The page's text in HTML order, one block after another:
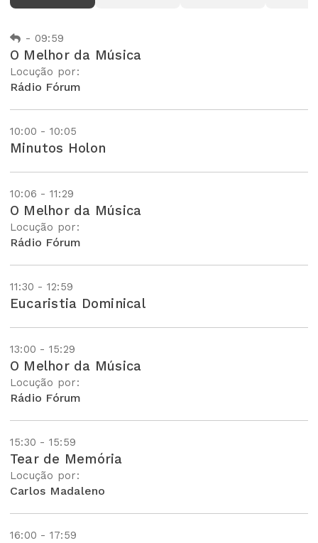
- 09:59
O Melhor da Música
Locução por:
Rádio Fórum
10:00 - 10:05
Minutos Holon
10:06 - 11:29
O Melhor da Música
Locução por:
Rádio Fórum
11:30 - 12:59
Eucaristia Dominical
13:00 - 15:29
O Melhor da Música
Locução por:
Rádio Fórum
15:30 - 15:59
Tear de Memória
Locução por:
Carlos Madaleno
16:00 - 17:59